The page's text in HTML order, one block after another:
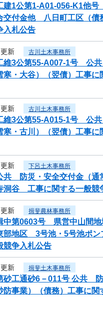
建1公第1-A01-056-K1他
交付金他 八日町工区（債
入札公告
新 古川土木事務所
維3公第55-A007-1号 公
寒・大谷）（翌債）工事に
新 古川土木事務所
維3公第55-A015-1号 公
寒・古川）（翌債）工事に
新 下呂土木事務所
共 防災・安全交付金（通
洞谷 工事に関する一般競
新 揖斐農林事務所
中第0603号 県営中山間
部地区 3号池・5号池ポ
競争入札公告
新 揖斐土木事務所
砂工通砂6－011号 公共
防事業）（債務）工事に関